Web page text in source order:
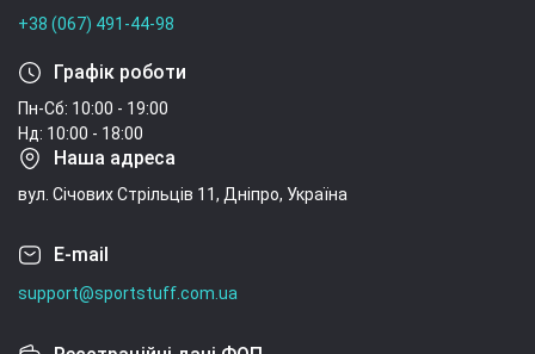
+38 (067) 491-44-98
Графік роботи
Пн-Сб: 10:00 - 19:00
Нд: 10:00 - 18:00
Наша адреса
вул. Січових Стрільців 11, Дніпро, Україна
E-mail
support@sportstuff.com.ua